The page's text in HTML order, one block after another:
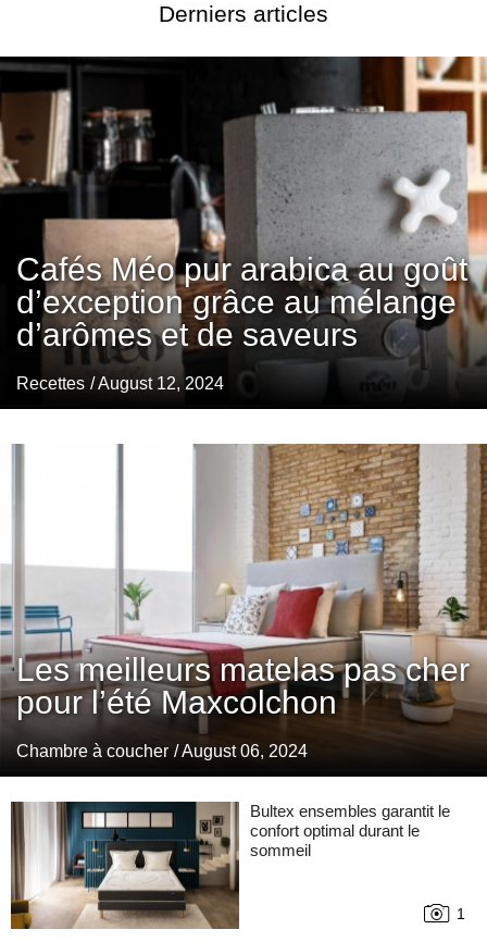
Derniers articles
Cafés Méo pur arabica au goût
d’exception grâce au mélange
d’arômes et de saveurs
Recettes / August 12, 2024
Les meilleurs matelas pas cher
pour l’été Maxcolchon
Chambre à coucher / August 06, 2024
Bultex ensembles garantit le
confort optimal durant le
sommeil
1